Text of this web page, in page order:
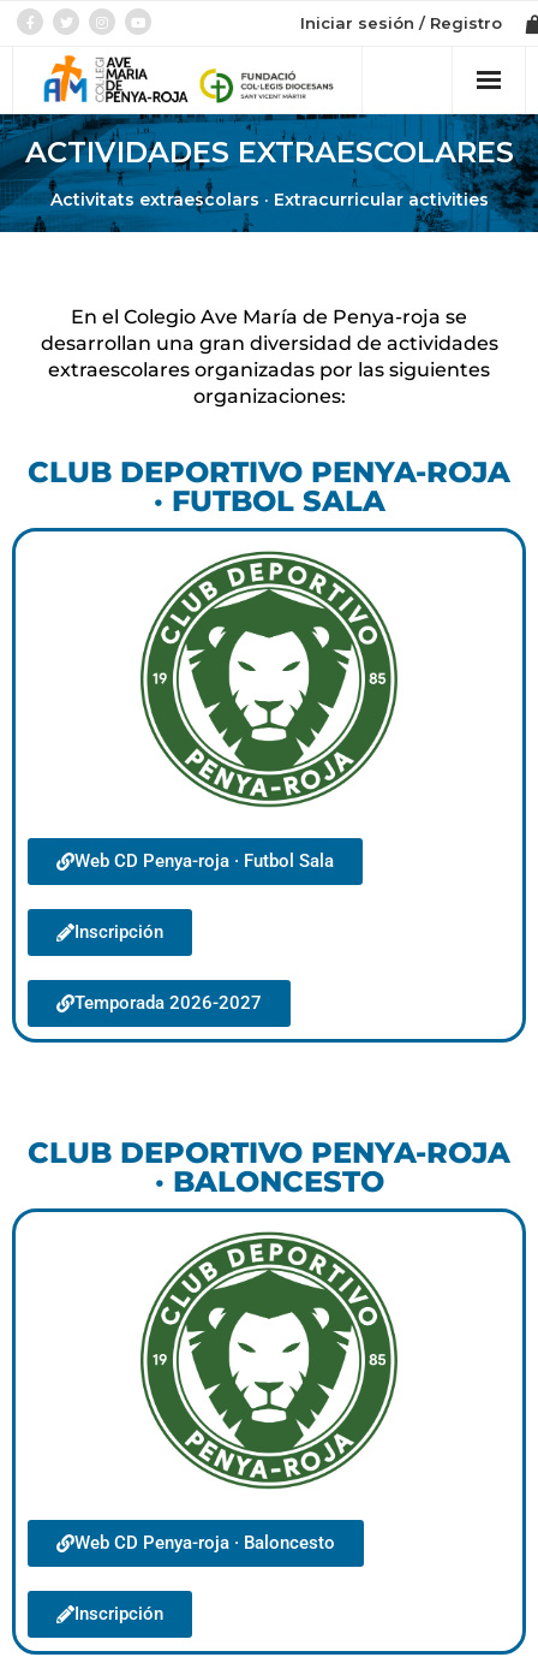
Iniciar sesión / Registro
Colegio
Admisión
Tienda
ACTIVIDADES EXTRAESCOLARES
Activitats extraescolars · Extracurricular activities
En el Colegio Ave María de Penya-roja se
desarrollan una gran diversidad de actividades
extraescolares organizadas por las siguientes
organizaciones:
CLUB DEPORTIVO PENYA-ROJA
· FUTBOL SALA
Web CD Penya-roja · Futbol Sala
Inscripción
Temporada 2026-2027
CLUB DEPORTIVO PENYA-ROJA
· BALONCESTO
Web CD Penya-roja · Baloncesto
Inscripción